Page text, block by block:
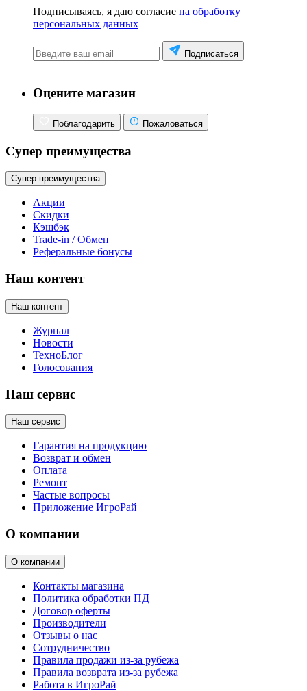
Подписываясь, я даю согласие на обработку
персональных данных
Подписаться
Оцените магазин
Поблагодарить Пожаловаться
Супер преимущества
Супер преимущества
Акции
Скидки
Кэшбэк
Trade-in / Обмен
Реферальные бонусы
Наш контент
Наш контент
Журнал
Новости
ТехноБлог
Голосования
Наш сервис
Наш сервис
Гарантия на продукцию
Возврат и обмен
Оплата
Ремонт
Частые вопросы
Приложение ИгроРай
О компании
О компании
Контакты магазина
Политика обработки ПД
Договор оферты
Производители
Отзывы о нас
Сотрудничество
Правила продажи из-за рубежа
Правила возврата из-за рубежа
Работа в ИгроРай